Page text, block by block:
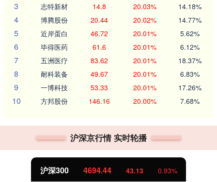
3 志特新材 14.8 20.03% 14.18%
4 博腾股份 20.44 20.02% 14.77%
5 近岸蛋白 46.72 20.01% 5.62%
6 毕得医药 61.6 20.01% 6.12%
7 五洲医疗 83.62 20.01% 18.37%
8 耐科装备 49.67 20.01% 6.83%
9 一博科技 53.33 20.01% 17.26%
10 方邦股份 146.16 20.00% 7.68%
沪深京行情 实时轮播
沪深300 4694.44 43.13 0.93%